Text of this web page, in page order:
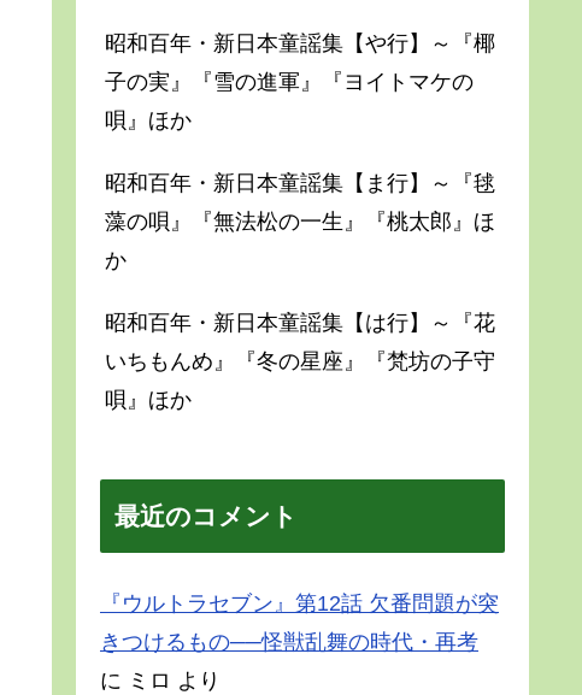
昭和百年・新日本童謡集【や行】～『椰
子の実』『雪の進軍』『ヨイトマケの
唄』ほか
昭和百年・新日本童謡集【ま行】～『毬
藻の唄』『無法松の一生』『桃太郎』ほ
か
昭和百年・新日本童謡集【は行】～『花
いちもんめ』『冬の星座』『梵坊の子守
唄』ほか
最近のコメント
『ウルトラセブン』第12話 欠番問題が突
きつけるもの──怪獣乱舞の時代・再考
に ミロ より